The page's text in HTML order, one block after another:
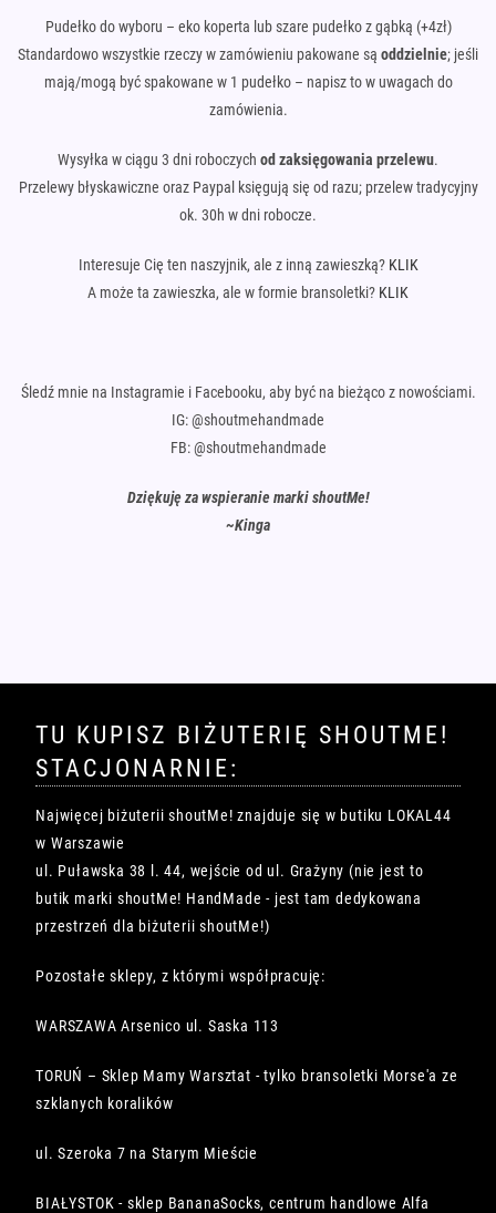
Pudełko do wyboru – eko koperta lub szare pudełko z gąbką (+4zł)
Standardowo wszystkie rzeczy w zamówieniu pakowane są oddzielnie; jeśli
mają/mogą być spakowane w 1 pudełko – napisz to w uwagach do
zamówienia.
Wysyłka w ciągu 3 dni roboczych od zaksięgowania przelewu.
Przelewy błyskawiczne oraz Paypal księgują się od razu; przelew tradycyjny
ok. 30h w dni robocze.
Interesuje Cię ten naszyjnik, ale z inną zawieszką? KLIK
A może ta zawieszka, ale w formie bransoletki? KLIK
Śledź mnie na Instagramie i Facebooku, aby być na bieżąco z nowościami.
IG: @shoutmehandmade
FB: @shoutmehandmade
Dziękuję za wspieranie marki shoutMe!
~Kinga
TU KUPISZ BIŻUTERIĘ SHOUTME!
STACJONARNIE:
Najwięcej biżuterii shoutMe! znajduje się w butiku LOKAL44
w Warszawie
ul. Puławska 38 l. 44, wejście od ul. Grażyny (nie jest to
butik marki shoutMe! HandMade - jest tam dedykowana
przestrzeń dla biżuterii shoutMe!)
Pozostałe sklepy, z którymi współpracuję:
WARSZAWA Arsenico ul. Saska 113
TORUŃ – Sklep Mamy Warsztat - tylko bransoletki Morse'a ze
szklanych koralików
ul. Szeroka 7 na Starym Mieście
BIAŁYSTOK - sklep BananaSocks, centrum handlowe Alfa